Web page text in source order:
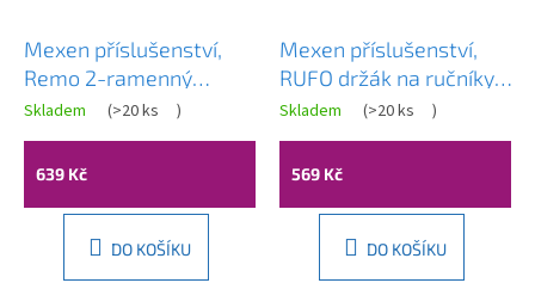
Mexen příslušenství,
Remo 2-ramenný
otáčivý držák na
ručníky, růžová zlatá,
70507255-60
Skladem (>20 ks )
639 Kč
DO KOŠÍKU
Mexen příslušenství,
RUFO držák na ručníky,
2-dílný, zlatá, 7050925-
50
Skladem (>20 ks )
569 Kč
DO KOŠÍKU